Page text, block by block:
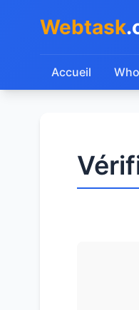
Webtask
Accueil